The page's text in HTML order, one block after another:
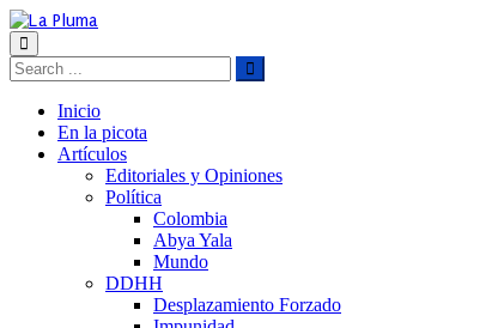
Inicio
En la picota
Artículos
Editoriales y Opiniones
Política
Colombia
Abya Yala
Mundo
DDHH
Desplazamiento Forzado